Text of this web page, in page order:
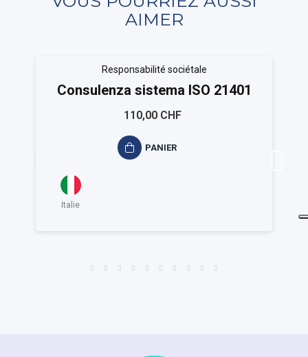
AIMER
Responsabilité sociétale
Consulenza sistema ISO 21401
110,00 CHF
PANIER
Italie